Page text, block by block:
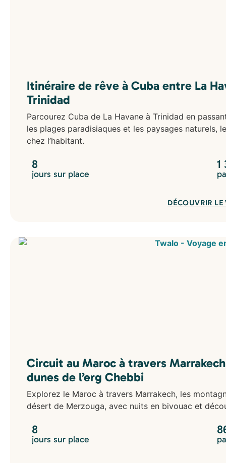
Itinéraire de rêve à Cuba entre La
Trinidad
Parcourez Cuba de La Havane à Trinidad en
les plages paradisiaques et les paysages naturels,
chez l’habitant.
8
jours sur place
1
DÉCOUVRIR LE
Circuit au Maroc à travers
dunes de l’erg Chebbi
Explorez le Maroc à travers Marrakech, les
désert de Merzouga, avec nuits en bivouac et
8
jours sur place